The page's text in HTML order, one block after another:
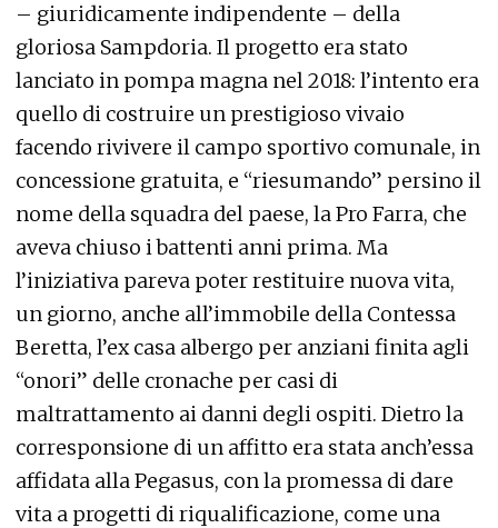
– giuridicamente indipendente – della
gloriosa Sampdoria. Il progetto era stato
lanciato in pompa magna nel 2018: l’intento era
quello di costruire un prestigioso vivaio
facendo rivivere il campo sportivo comunale, in
concessione gratuita, e “riesumando” persino il
nome della squadra del paese, la Pro Farra, che
aveva chiuso i battenti anni prima. Ma
l’iniziativa pareva poter restituire nuova vita,
un giorno, anche all’immobile della Contessa
Beretta, l’ex casa albergo per anziani finita agli
“onori” delle cronache per casi di
maltrattamento ai danni degli ospiti. Dietro la
corresponsione di un affitto era stata anch’essa
affidata alla Pegasus, con la promessa di dare
vita a progetti di riqualificazione, come una